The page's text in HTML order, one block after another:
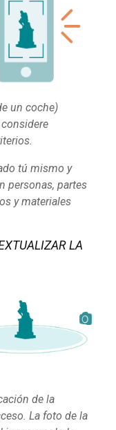
un coche)
tú mismo y
personas, partes
y materiales
LA
de la
La foto de la